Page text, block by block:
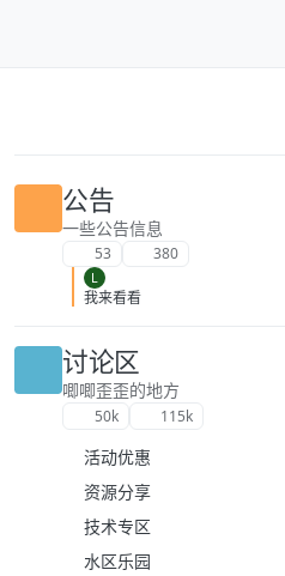
公告
一些公告信息
53 380
L
我来看看
讨论区
唧唧歪歪的地方
50k 115k
活动优惠
资源分享
技术专区
水区乐园